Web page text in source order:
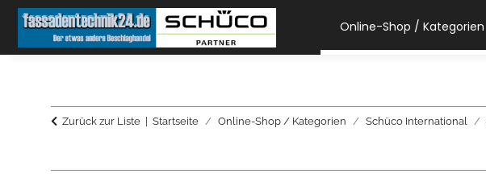
Online-Shop / Kategorien
Zurück zur Liste Startseite Online-Shop / Kategorien Schüco International